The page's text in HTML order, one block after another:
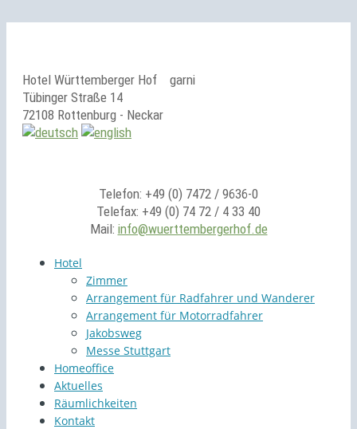
Hotel Württemberger Hof
garni
Tübinger Straße 14
72108 Rottenburg - Neckar
Telefon: +49 (0) 7472 / 9636-0
Telefax: +49 (0) 74 72 / 4 33 40
Mail: info@wuerttembergerhof.de
Hotel
Zimmer
Arrangement für Radfahrer und Wanderer
Arrangement für Motorradfahrer
Jakobsweg
Messe Stuttgart
Homeoffice
Aktuelles
Räumlichkeiten
Kontakt